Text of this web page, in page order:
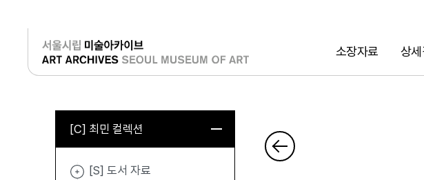
소장자료 상세
로그인
[C] 최민 컬렉션
[S] 도서 자료